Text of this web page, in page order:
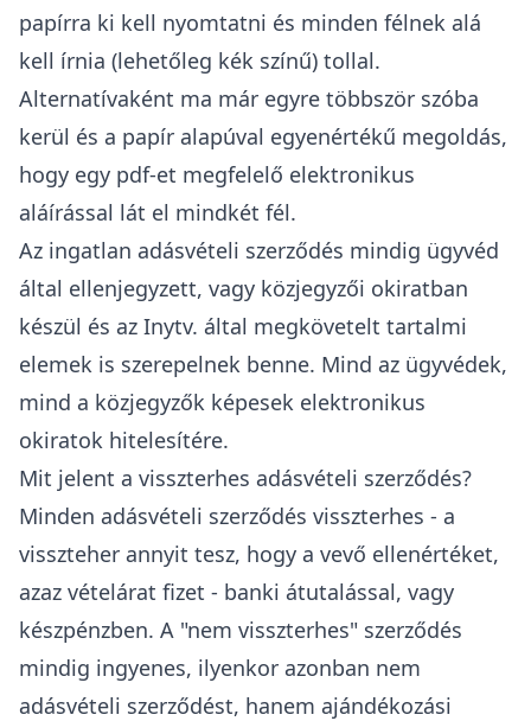
papírra ki kell nyomtatni és minden félnek alá
kell írnia (lehetőleg kék színű) tollal.
Alternatívaként ma már egyre többször szóba
kerül és a papír alapúval egyenértékű megoldás,
hogy egy pdf-et megfelelő elektronikus
aláírással lát el mindkét fél.
Az ingatlan adásvételi szerződés mindig ügyvéd
által ellenjegyzett, vagy közjegyzői okiratban
készül és az Inytv. által megkövetelt tartalmi
elemek is szerepelnek benne. Mind az ügyvédek,
mind a közjegyzők képesek elektronikus
okiratok hitelesítére.
Mit jelent a visszterhes adásvételi szerződés?
Minden adásvételi szerződés visszterhes - a
visszteher annyit tesz, hogy a vevő ellenértéket,
azaz vételárat fizet - banki átutalással, vagy
készpénzben. A "nem visszterhes" szerződés
mindig ingyenes, ilyenkor azonban nem
adásvételi szerződést, hanem ajándékozási